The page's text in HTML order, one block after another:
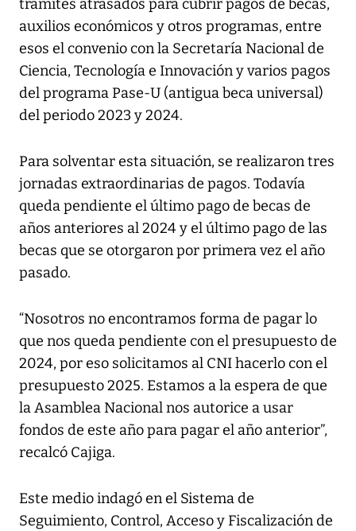
trámites atrasados para cubrir pagos de becas,
auxilios económicos y otros programas, entre
esos el convenio con la Secretaría Nacional de
Ciencia, Tecnología e Innovación y varios pagos
del programa Pase-U (antigua beca universal)
del periodo 2023 y 2024.
Para solventar esta situación, se realizaron tres
jornadas extraordinarias de pagos. Todavía
queda pendiente el último pago de becas de
años anteriores al 2024 y el último pago de las
becas que se otorgaron por primera vez el año
pasado.
“Nosotros no encontramos forma de pagar lo
que nos queda pendiente con el presupuesto de
2024, por eso solicitamos al CNI hacerlo con el
presupuesto 2025. Estamos a la espera de que
la Asamblea Nacional nos autorice a usar
fondos de este año para pagar el año anterior”,
recalcó Cajiga.
Este medio indagó en el Sistema de
Seguimiento, Control, Acceso y Fiscalización de